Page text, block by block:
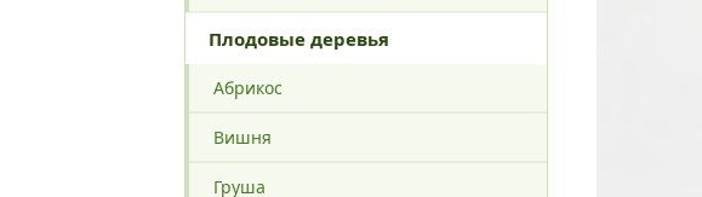
Плодовые деревья
Абрикос
Вишня
Груша